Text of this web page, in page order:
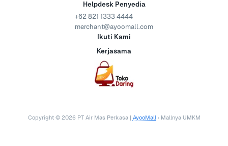
Helpdesk Penyedia
+62 821 1333 4444
merchant@ayoomall.com
Ikuti Kami
Kerjasama
Copyright © 2026 PT Air Mas Perkasa | AyooMall • Mallnya UMKM